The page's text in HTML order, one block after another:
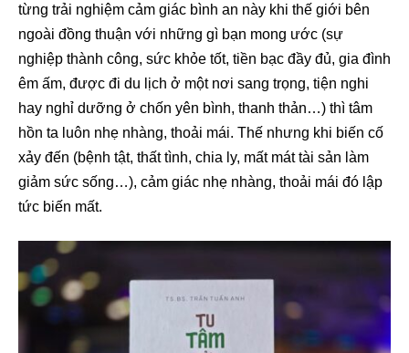
từng trải nghiệm cảm giác bình an này khi thế giới bên
ngoài đồng thuận với những gì bạn mong ước (sự
nghiệp thành công, sức khỏe tốt, tiền bạc đầy đủ, gia đình
êm ấm, được đi du lịch ở một nơi sang trọng, tiện nghi
hay nghỉ dưỡng ở chốn yên bình, thanh thản…) thì tâm
hồn ta luôn nhẹ nhàng, thoải mái. Thế nhưng khi biến cố
xảy đến (bệnh tật, thất tình, chia ly, mất mát tài sản làm
giảm sức sống…), cảm giác nhẹ nhàng, thoải mái đó lập
tức biến mất.